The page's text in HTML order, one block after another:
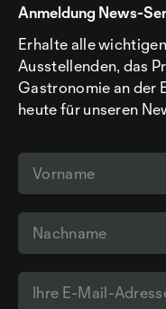
Anmeldung News-
Erhalte alle
Ausstellenden, das
Gastronomie an der
heute für unseren